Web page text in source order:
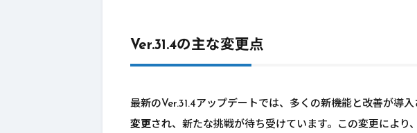
Ver.31.4の主な変更点
最新のVer.31.4アップデートでは、多くの新機能と改善が導
変更され、新たな挑戦が待ち受けています。この変更により